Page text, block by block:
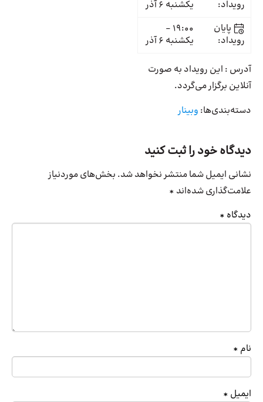
رویداد:
یکشنبه 6 آذر
پایان
رویداد:
19:00 -
یکشنبه 6 آذر
آدرس : این رویداد به صورت
آنلاین برگزار می‌گردد.
دسته‌بندی‌ها: وبینار
دیدگاه خود را ثبت کنید
نشانی ایمیل شما منتشر نخواهد شد. بخش‌های موردنیاز
علامت‌گذاری شده‌اند *
دیدگاه *
نام *
ایمیل *